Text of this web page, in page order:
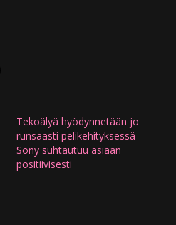
Tekoälyä hyödynnetään jo
runsaasti pelikehityksessä –
Sony suhtautuu asiaan
positiivisesti